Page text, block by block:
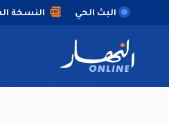
البث الحي النسخة